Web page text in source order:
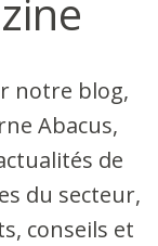
notre blog,
Abacus,
de
du secteur,
conseils et